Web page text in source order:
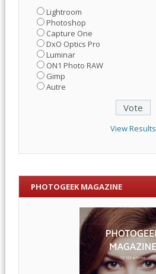
Lightroom
Photoshop
Capture One
DxO Optics Pro
Luminar
ON1 Photo RAW
Gimp
Autre
View Results
PHOTOGEEK MAGAZINE